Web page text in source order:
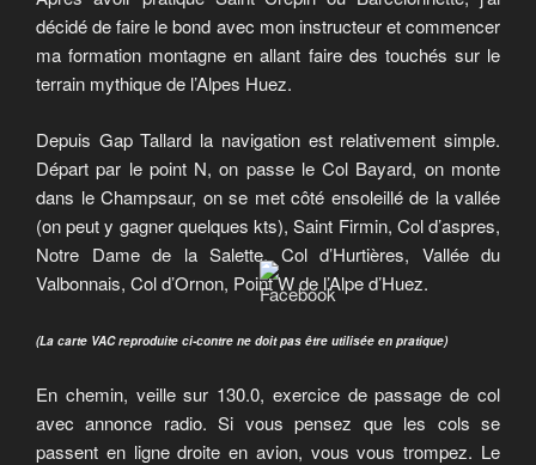
décidé de faire le bond avec mon instructeur et commencer
ma formation montagne en allant faire des touchés sur le
terrain mythique de l’Alpes Huez.
Depuis Gap Tallard la navigation est relativement simple.
Départ par le point N, on passe le Col Bayard, on monte
dans le Champsaur, on se met côté ensoleillé de la vallée
(on peut y gagner quelques kts), Saint Firmin, Col d’aspres,
Notre Dame de la Salette, Col d’Hurtières, Vallée du
Valbonnais, Col d’Ornon, Point W de l’Alpe d’Huez.
(La carte VAC reproduite ci-contre ne doit pas être utilisée en pratique)
En chemin, veille sur 130.0, exercice de passage de col
avec annonce radio. Si vous pensez que les cols se
passent en ligne droite en avion, vous vous trompez. Le